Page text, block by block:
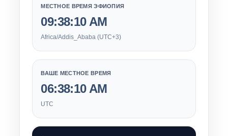
МЕСТНОЕ ВРЕМЯ ЭФИОПИЯ
09:38:10 AM
Africa/Addis_Ababa (UTC+3)
ВАШЕ МЕСТНОЕ ВРЕМЯ
06:38:10 AM
UTC